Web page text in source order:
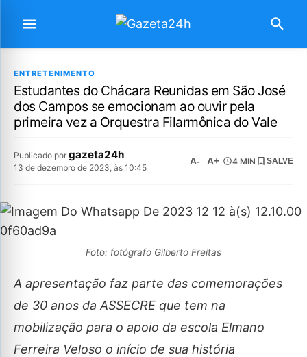
ENTRETENIMENTO
Estudantes do Chácara Reunidas em São José
dos Campos se emocionam ao ouvir pela
primeira vez a Orquestra Filarmônica do Vale
Publicado por gazeta24h
13 de dezembro de 2023, às 10:45
A- A+ 4 MIN SALVE
Foto: fotógrafo Gilberto Freitas
A apresentação faz parte das comemorações
de 30 anos da ASSECRE que tem na
mobilização para o apoio da escola Elmano
Ferreira Veloso o início de sua história